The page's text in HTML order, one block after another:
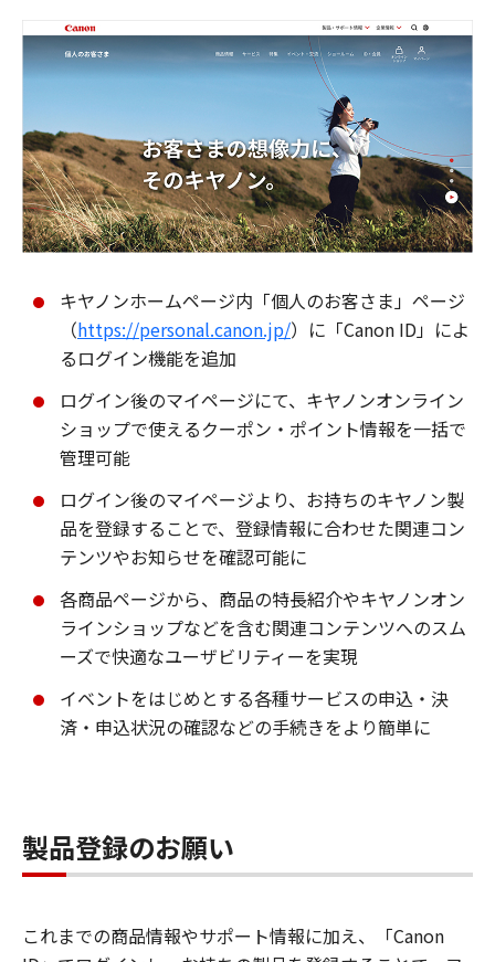
キヤノンホームページ内「個人のお客さま」ページ
（https://personal.canon.jp/）に「Canon ID」によ
るログイン機能を追加
ログイン後のマイページにて、キヤノンオンライン
ショップで使えるクーポン・ポイント情報を一括で
管理可能
ログイン後のマイページより、お持ちのキヤノン製
品を登録することで、登録情報に合わせた関連コン
テンツやお知らせを確認可能に
各商品ページから、商品の特長紹介やキヤノンオン
ラインショップなどを含む関連コンテンツへのスム
ーズで快適なユーザビリティーを実現
イベントをはじめとする各種サービスの申込・決
済・申込状況の確認などの手続きをより簡単に
製品登録のお願い
これまでの商品情報やサポート情報に加え、「Canon